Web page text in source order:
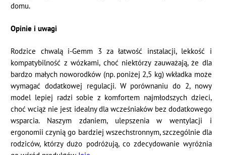
domu.
Opinie i uwagi
Rodzice chwalą i-Gemm 3 za łatwość instalacji, lekkość i
kompatybilność z wózkami, choć niektórzy zauważają, że dla
bardzo małych noworodków (np. poniżej 2,5 kg) wkładka może
wymagać dodatkowej regulacji. W porównaniu do 2, nowy
model lepiej radzi sobie z komfortem najmłodszych dzieci,
choć wciąż nie jest idealny dla wcześniaków bez dodatkowego
wsparcia. Naszym zdaniem, ulepszenia w wentylacji i
ergonomii czynią go bardziej wszechstronnym, szczególnie dla
rodziców, którzy dużo podróżują, co zdecydowanie wyróżnia